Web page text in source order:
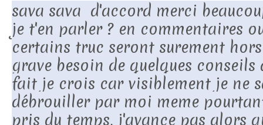
sava sava d'accord merci
je t'en parler ? en commentaires
certains truc seront surement
grave besoin de quelques
fait je crois car visiblement je ne
débrouiller par moi meme
pris du temps, j'avance pas alors